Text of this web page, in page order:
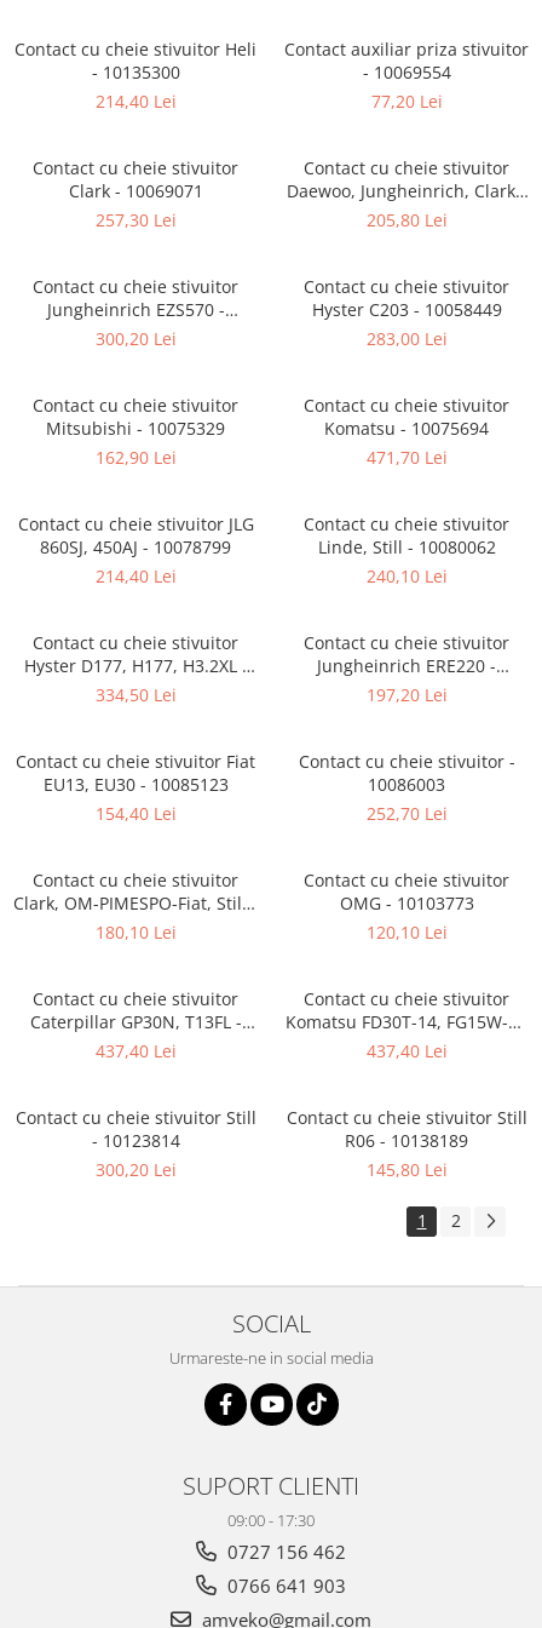
Filtre transmisie
Filtre hidraulice
Punte fata
Butuci
Grup diferential
Alte piese punte fata
Role catarg
Prelungitoare furci
Lanturi catarg
Alte piese catarg
Transmisie
Discuri transmisie
Alte piese transmisie
Alimentare
Pompe injectie
Pompe amorsare
Pompe combustibil
Vaporizatoare
Solenoid
Carburator
Caroserie
Alte piese sistem electric
Sistem franare
Pompe frana
Pistoane frana
Saboti frana
Placute frana
Cabluri frana de mana
Alte piese sistem franare
Pompe hidraulice
Distribuitoare hidraulice
Alte piese sistem hidraulic
Cilindri directie
Casete directie
Capete de bara
Pivoti directie
Tip 351
Tip 392
Tip 394
Contact cu cheie stivuitor Heli
- 10135300
214,40 Lei
Contact auxiliar priza stivuitor
- 10069554
77,20 Lei
Contact cu cheie stivuitor
Clark - 10069071
257,30 Lei
Contact cu cheie stivuitor
Daewoo, Jungheinrich, Clark -
10040092
205,80 Lei
Contact cu cheie stivuitor
Jungheinrich EZS570 -
10047635
300,20 Lei
Contact cu cheie stivuitor
Hyster C203 - 10058449
283,00 Lei
Contact cu cheie stivuitor
Mitsubishi - 10075329
162,90 Lei
Contact cu cheie stivuitor
Komatsu - 10075694
471,70 Lei
Contact cu cheie stivuitor JLG
860SJ, 450AJ - 10078799
214,40 Lei
Contact cu cheie stivuitor
Linde, Still - 10080062
240,10 Lei
Contact cu cheie stivuitor
Hyster D177, H177, H3.2XL -
10081237
334,50 Lei
Contact cu cheie stivuitor
Jungheinrich ERE220 -
10083927
197,20 Lei
Contact cu cheie stivuitor Fiat
EU13, EU30 - 10085123
154,40 Lei
Contact cu cheie stivuitor -
10086003
252,70 Lei
Contact cu cheie stivuitor
Clark, OM-PIMESPO-Fiat, Still -
10094309
180,10 Lei
Contact cu cheie stivuitor
OMG - 10103773
120,10 Lei
Contact cu cheie stivuitor
Caterpillar GP30N, T13FL -
10106264
437,40 Lei
Contact cu cheie stivuitor
Komatsu FD30T-14, FG15W-16
- 10120339
437,40 Lei
Contact cu cheie stivuitor Still
- 10123814
300,20 Lei
Contact cu cheie stivuitor Still
R06 - 10138189
145,80 Lei
1 2
SOCIAL
Urmareste-ne in social media
SUPORT CLIENTI
09:00 - 17:30
0727 156 462
0766 641 903
amveko@gmail.com